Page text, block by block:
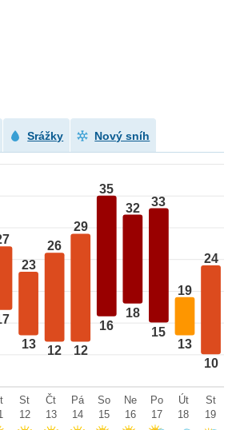
Srážky Nový sníh
23
13
26
12
29
12
35
16
32
18
33
15
19
13
24
10
St
12
Čt
13
Pá
14
So
15
Ne
16
Po
17
Út
18
St
19